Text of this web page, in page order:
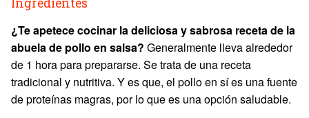
¿Te apetece cocinar la deliciosa y sabrosa receta de la
abuela de pollo en salsa? Generalmente lleva alrededor
de 1 hora para prepararse. Se trata de una receta
tradicional y nutritiva. Y es que, el pollo en sí es una fuente
de proteínas magras, por lo que es una opción saludable.